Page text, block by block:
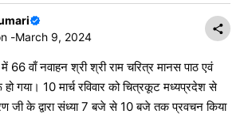
-March 9, 2024
66 वाँ नवाहन श्री श्री राम चरित्र मानस पाठ एवं
गया। 10 मार्च रविवार को चित्रकूट मध्यप्रदेश से
जी के द्वारा संध्या 7 बजे से 10 बजे तक प्रवचन किया